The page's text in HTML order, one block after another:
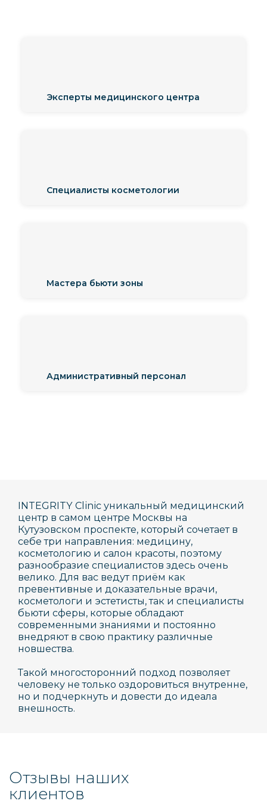
Эксперты медицинского центра
Специалисты косметологии
Мастера бьюти зоны
Административный персонал
INTEGRITY Clinic уникальный медицинский
центр в самом центре Москвы на
Кутузовском проспекте, который сочетает в
себе три направления: медицину,
косметологию и салон красоты, поэтому
разнообразие специалистов здесь очень
велико. Для вас ведут приём как
превентивные и доказательные врачи,
косметологи и эстетисты, так и специалисты
бьюти сферы, которые обладают
современными знаниями и постоянно
внедряют в свою практику различные
новшества.
Такой многосторонний подход позволяет
человеку не только оздоровиться внутренне,
но и подчеркнуть и довести до идеала
внешность.
Отзывы наших
клиентов